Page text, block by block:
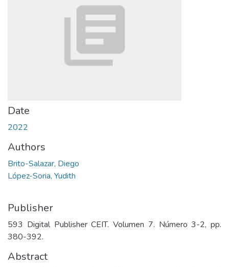
Date
2022
Authors
Brito-Salazar, Diego
López-Soria, Yudith
Publisher
593 Digital Publisher CEIT. Volumen 7. Número 3-2, pp.
380-392.
Abstract